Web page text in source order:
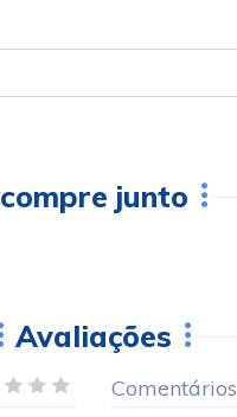
compre junto
Avaliações
Comentários